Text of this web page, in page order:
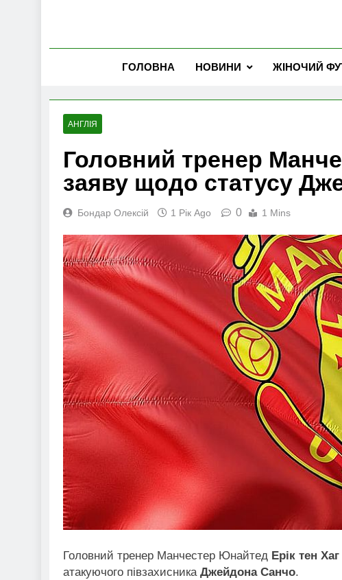
ГОЛОВНА НОВИНИ ЖІНОЧИЙ
АНГЛІЯ
Головний тренер
заяву щодо статусу
Бондар Олексій 1 Рік Ago 0 1 Mins
Головний тренер Манчестер Юнайтед Ерік тен Хаг
атакуючого півзахисника Джейдона Санчо.